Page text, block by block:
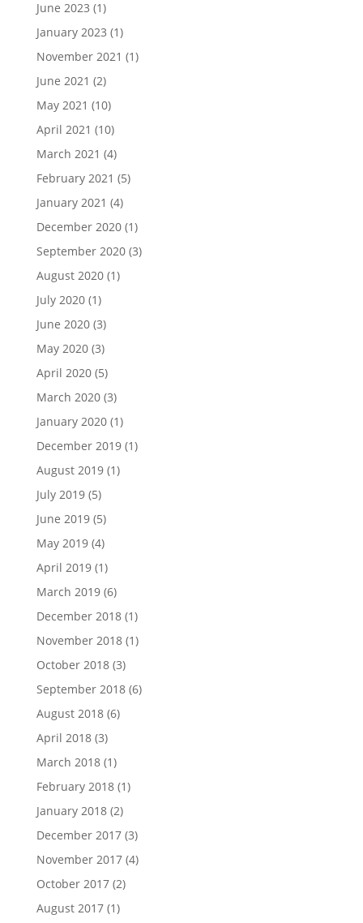
June 2023 (1)
January 2023 (1)
November 2021 (1)
June 2021 (2)
May 2021 (10)
April 2021 (10)
March 2021 (4)
February 2021 (5)
January 2021 (4)
December 2020(1)
September 2020(3)
August 2020(1)
July 2020(1)
June 2020(3)
May 2020(3)
April 2020(5)
March 2020(3)
January 2020(1)
December 2019(1)
August 2019(1)
July 2019(5)
June 2019(5)
May 2019(4)
April 2019(1)
March 2019(6)
December 2018(1)
November 2018(1)
October 2018(3)
September 2018(6)
August 2018(6)
April 2018(3)
March 2018(1)
February 2018(1)
January 2018(2)
December 2017(3)
November 2017(4)
October 2017(2)
August 2017(1)